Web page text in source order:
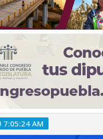
7:05:26 AM